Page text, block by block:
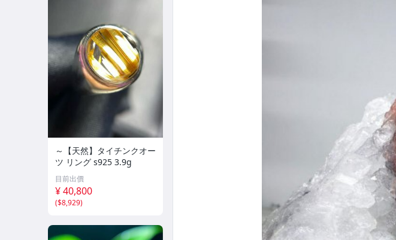
～【天然】タイチンクオー
ツ リング s925 3.9g
目前出價
¥ 40,800
($8,929)